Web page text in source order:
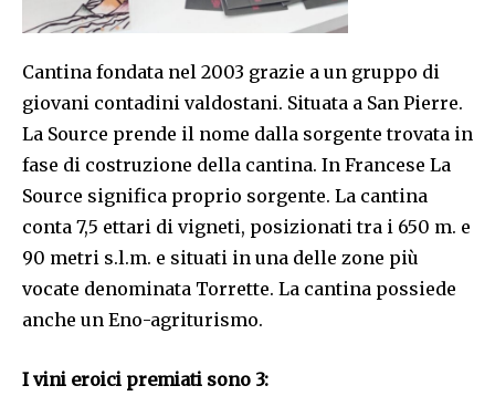
Cantina fondata nel 2003 grazie a un gruppo di
giovani contadini valdostani. Situata a San Pierre.
La Source prende il nome dalla sorgente trovata in
fase di costruzione della cantina. In Francese La
Source significa proprio sorgente. La cantina
conta 7,5 ettari di vigneti, posizionati tra i 650 m. e
90 metri s.l.m. e situati in una delle zone più
vocate denominata Torrette. La cantina possiede
anche un Eno-agriturismo.
I vini eroici premiati sono 3: